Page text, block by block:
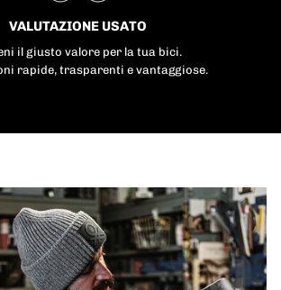
VALUTAZIONE USATO
il giusto valore per la tua bici.
rapide, trasparenti e vantaggiose.